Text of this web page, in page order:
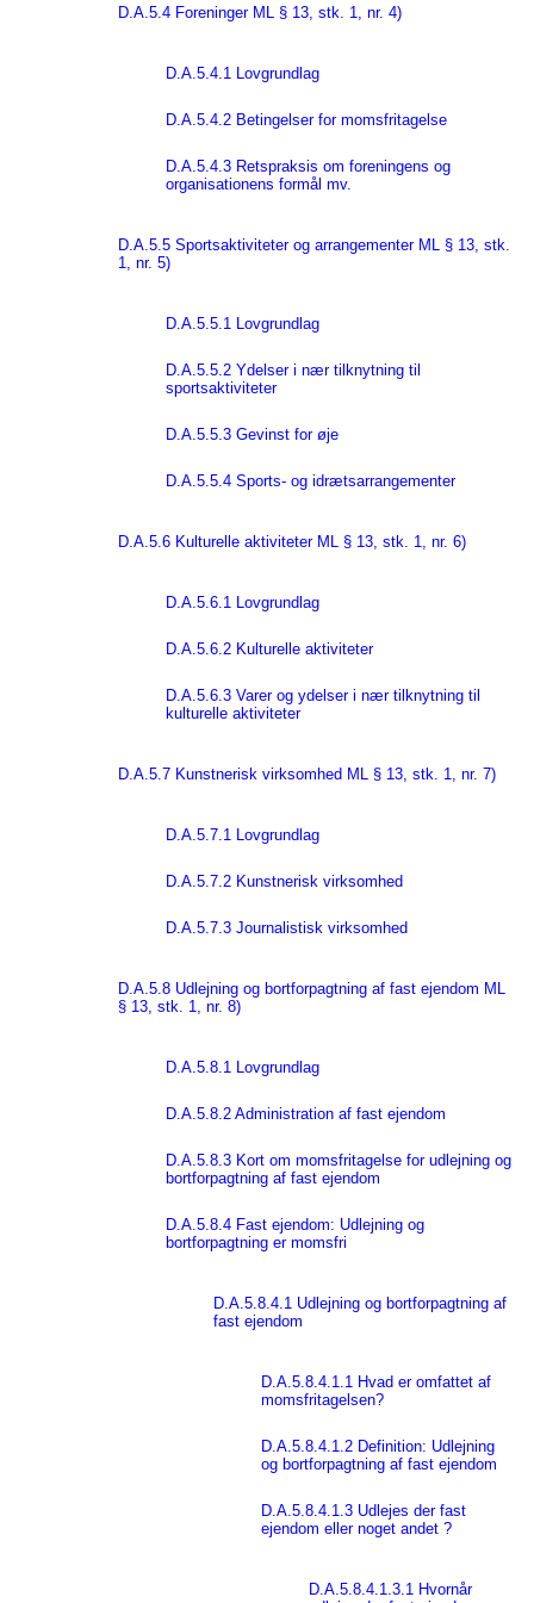
D.A.5.4 Foreninger ML § 13, stk. 1, nr. 4)
D.A.5.4.1 Lovgrundlag
D.A.5.4.2 Betingelser for momsfritagelse
D.A.5.4.3 Retspraksis om foreningens og
organisationens formål mv.
D.A.5.5 Sportsaktiviteter og arrangementer ML § 13, stk.
1, nr. 5)
D.A.5.5.1 Lovgrundlag
D.A.5.5.2 Ydelser i nær tilknytning til
sportsaktiviteter
D.A.5.5.3 Gevinst for øje
D.A.5.5.4 Sports- og idrætsarrangementer
D.A.5.6 Kulturelle aktiviteter ML § 13, stk. 1, nr. 6)
D.A.5.6.1 Lovgrundlag
D.A.5.6.2 Kulturelle aktiviteter
D.A.5.6.3 Varer og ydelser i nær tilknytning til
kulturelle aktiviteter
D.A.5.7 Kunstnerisk virksomhed ML § 13, stk. 1, nr. 7)
D.A.5.7.1 Lovgrundlag
D.A.5.7.2 Kunstnerisk virksomhed
D.A.5.7.3 Journalistisk virksomhed
D.A.5.8 Udlejning og bortforpagtning af fast ejendom ML
§ 13, stk. 1, nr. 8)
D.A.5.8.1 Lovgrundlag
D.A.5.8.2 Administration af fast ejendom
D.A.5.8.3 Kort om momsfritagelse for udlejning og
bortforpagtning af fast ejendom
D.A.5.8.4 Fast ejendom: Udlejning og
bortforpagtning er momsfri
D.A.5.8.4.1 Udlejning og bortforpagtning af
fast ejendom
D.A.5.8.4.1.1 Hvad er omfattet af
momsfritagelsen?
D.A.5.8.4.1.2 Definition: Udlejning
og bortforpagtning af fast ejendom
D.A.5.8.4.1.3 Udlejes der fast
ejendom eller noget andet ?
D.A.5.8.4.1.3.1 Hvornår